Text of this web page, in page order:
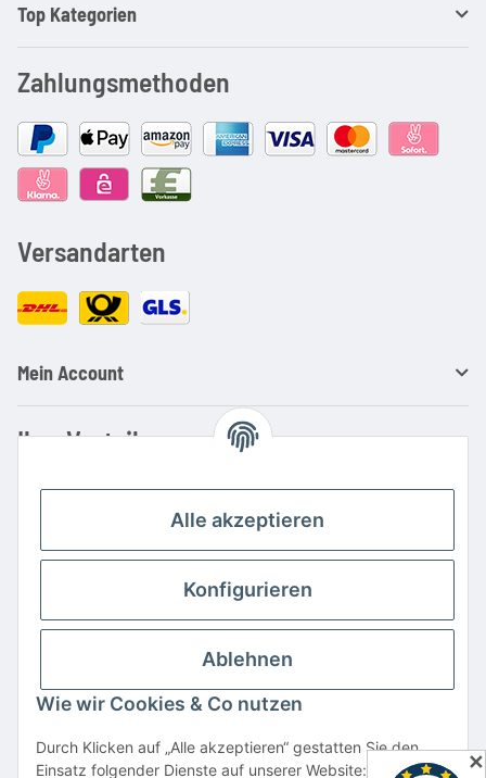
Top Kategorien
Zahlungsmethoden
Versandarten
Mein Account
Ihre Vorteile
Kauf auf Rechnung
Große Auswahl an Netzteilen und Ladegeräten
Schnelle Lieferung
Hohe Lagerverfügbarkeit
Vertrag widerrufen
Alle akzeptieren
Konfigurieren
Ablehnen
Wie wir Cookies & Co nutzen
Durch Klicken auf „Alle akzeptieren“ gestatten Sie den
Einsatz folgender Dienste auf unserer Website: YouTube,
✕